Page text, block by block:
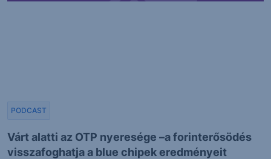
Várt alatti az OTP nyeresége –a forinterősödés
visszafoghatja a blue chipek eredményeit
PODCAST